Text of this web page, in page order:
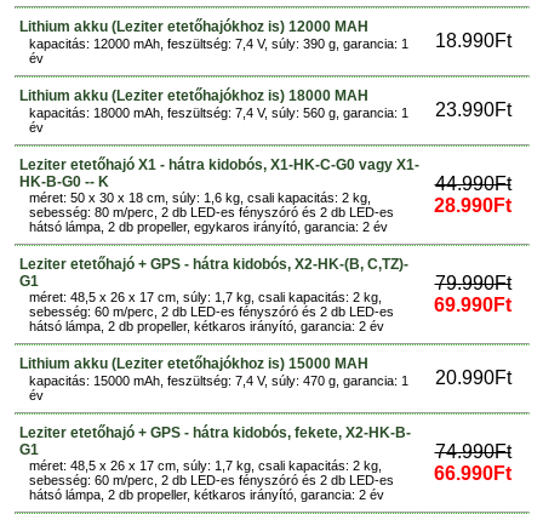
Lithium akku (Leziter etetőhajókhoz is) 12000 MAH
18.990Ft
kapacitás: 12000 mAh, feszültség: 7,4 V, súly: 390 g, garancia: 1
év
Lithium akku (Leziter etetőhajókhoz is) 18000 MAH
23.990Ft
kapacitás: 18000 mAh, feszültség: 7,4 V, súly: 560 g, garancia: 1
év
Leziter etetőhajó X1 - hátra kidobós, X1-HK-C-G0 vagy X1-
HK-B-G0 -- K
44.990Ft
28.990Ft
méret: 50 x 30 x 18 cm, súly: 1,6 kg, csali kapacitás: 2 kg,
sebesség: 80 m/perc, 2 db LED-es fényszóró és 2 db LED-es
hátsó lámpa, 2 db propeller, egykaros irányító, garancia: 2 év
Leziter etetőhajó + GPS - hátra kidobós, X2-HK-(B, C,TZ)-
G1
79.990Ft
69.990Ft
méret: 48,5 x 26 x 17 cm, súly: 1,7 kg, csali kapacitás: 2 kg,
sebesség: 60 m/perc, 2 db LED-es fényszóró és 2 db LED-es
hátsó lámpa, 2 db propeller, kétkaros irányító, garancia: 2 év
Lithium akku (Leziter etetőhajókhoz is) 15000 MAH
20.990Ft
kapacitás: 15000 mAh, feszültség: 7,4 V, súly: 470 g, garancia: 1
év
Leziter etetőhajó + GPS - hátra kidobós, fekete, X2-HK-B-
G1
74.990Ft
66.990Ft
méret: 48,5 x 26 x 17 cm, súly: 1,7 kg, csali kapacitás: 2 kg,
sebesség: 60 m/perc, 2 db LED-es fényszóró és 2 db LED-es
hátsó lámpa, 2 db propeller, kétkaros irányító, garancia: 2 év